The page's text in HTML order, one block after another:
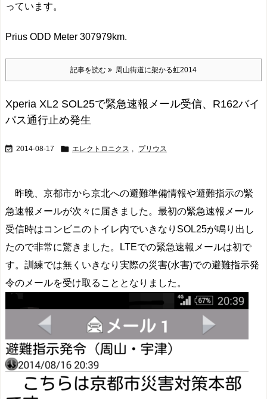
っています。
Prius ODD Meter 307979km.
記事を読む 周山街道に架かる虹2014
Xperia XL2 SOL25で緊急速報メール受信、R162バイ
パス通行止め発生
 2014-08-17  エレクトロニクス , プリウス
昨晩、京都市から京北への避難準備情報や避難指示の緊
急速報メールが次々に届きました。最初の緊急速報メール
受信時はコンビニのトイレ内でいきなりSOL25が鳴り出し
たので非常に驚きました。LTEでの緊急速報メールは初で
す。訓練では無くいきなり実際の災害(水害)での避難指示発
令のメールを受け取ることとなりました。